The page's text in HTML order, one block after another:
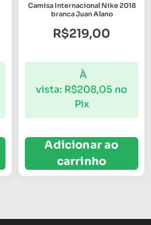
Camisa Internacional Nike 2018
branca Juan Alano
R$219,00
À
vista: R$208,05 no
Pix
Adicionar ao
carrinho